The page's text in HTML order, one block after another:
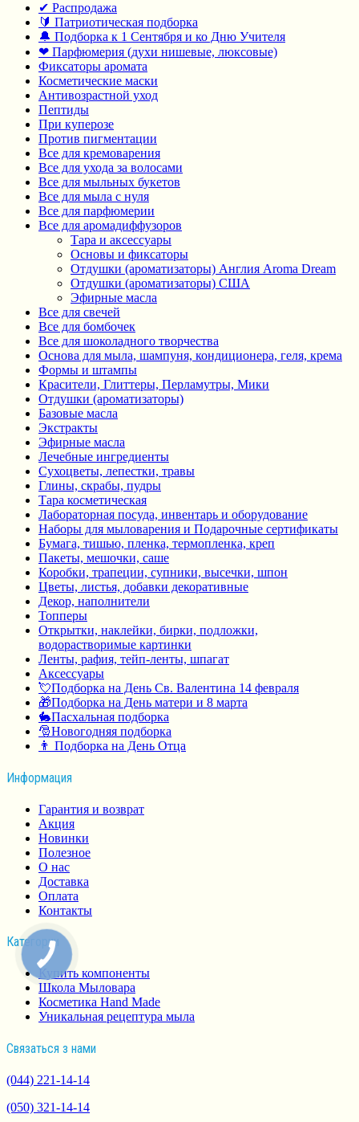
✔ Распродажа
🔰 Патриотическая подборка
🔔 Подборка к 1 Сентября и ко Дню Учителя
❤ Парфюмерия (духи нишевые, люксовые)
Фиксаторы аромата
Косметические маски
Антивозрастной уход
Пептиды
При куперозе
Против пигментации
Все для кремоварения
Все для ухода за волосами
Все для мыльных букетов
Все для мыла с нуля
Все для парфюмерии
Все для аромадиффузоров
Тара и аксессуары
Основы и фиксаторы
Отдушки (ароматизаторы) Англия Aroma Dream
Отдушки (ароматизаторы) США
Эфирные масла
Все для свечей
Все для бомбочек
Все для шоколадного творчества
Основа для мыла, шампуня, кондиционера, геля, крема
Формы и штампы
Красители, Глиттеры, Перламутры, Мики
Отдушки (ароматизаторы)
Базовые масла
Экстракты
Эфирные масла
Лечебные ингредиенты
Сухоцветы, лепестки, травы
Глины, скрабы, пудры
Тара косметическая
Лабораторная посуда, инвентарь и оборудование
Наборы для мыловарения и Подарочные сертификаты
Бумага, тишью, пленка, термопленка, креп
Пакеты, мешочки, саше
Коробки, трапеции, супники, высечки, шпон
Цветы, листья, добавки декоративные
Декор, наполнители
Топперы
Открытки, наклейки, бирки, подложки,
водорастворимые картинки
Ленты, рафия, тейп-ленты, шпагат
Аксессуары
💘Подборка на День Св. Валентина 14 февраля
🎁Подборка на День матери и 8 марта
🐇Пасхальная подборка
🎅Новогодняя подборка
👨 Подборка на День Отца
Информация
Гарантия и возврат
Акция
Новинки
Полезное
О нас
Доставка
Оплата
Контакты
Категории
Купить компоненты
Школа Мыловара
Косметика Hand Made
Уникальная рецептура мыла
Связаться з нами
(044) 221-14-14
(050) 321-14-14